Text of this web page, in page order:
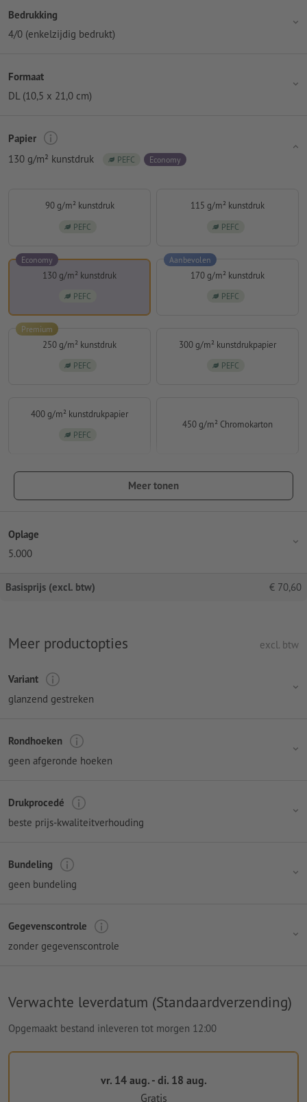
Bedrukking
4/0 (enkelzijdig bedrukt)
Formaat
DL (10,5 x 21,0 cm)
Papier
130 g/m² kunstdruk
PEFC Economy
90 g/m² kunstdruk
PEFC
115 g/m² kunstdruk
PEFC
130 g/m² kunstdruk
PEFC
Economy
170 g/m² kunstdruk
PEFC
Aanbevolen
250 g/m² kunstdruk
PEFC
Premium
300 g/m² kunstdrukpapier
PEFC
400 g/m² kunstdrukpapier
PEFC
450 g/m² Chromokarton
Meer tonen
Oplage
5.000
Basisprijs (excl. btw) € 70,60
Meer productopties excl. btw
Variant
glanzend gestreken
Rondhoeken
geen afgeronde hoeken
Drukprocedé
beste prijs-kwaliteitverhouding
Bundeling
geen bundeling
Gegevenscontrole
zonder gegevenscontrole
Verwachte leverdatum (Standaardverzending)
Opgemaakt bestand inleveren tot morgen 12:00
vr. 14 aug. - di. 18 aug.
Gratis